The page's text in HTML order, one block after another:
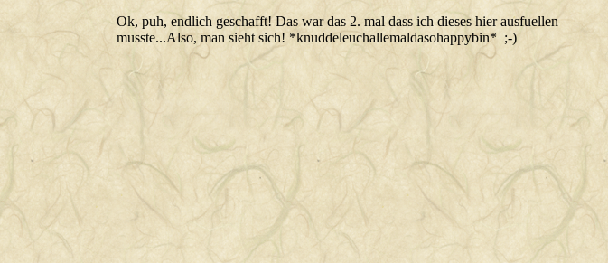
Ok, puh, endlich geschafft! Das war das 2. mal dass ich dieses hier ausfuellen
musste...Also, man sieht sich! *knuddeleuchallemaldasohappybin* ;-)